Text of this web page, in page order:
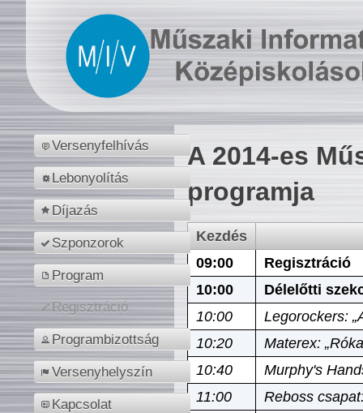
Versenyfelhívás
Lebonyolítás
Díjazás
Szponzorok
Program
Regisztráció
Programbizottság
Versenyhelyszín
Kapcsolat
A 2014-es
programja
Kezdés
09:00
Regisztráció
10:00
Délelőtti
10:00
Legorockers:
10:20
Materex:
10:40
Murphy's
11:00
Reboss